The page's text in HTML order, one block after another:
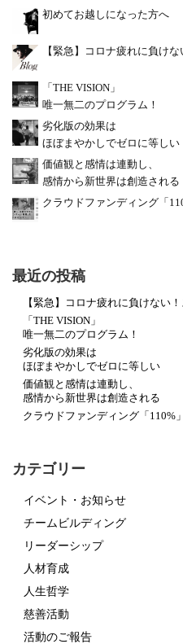
初めてお越しになった方へ
【緊急】コロナ疲れに負け
「THE VISION」
唯一無二のプログラム！
劣化版の効果は
ほぼまやかしでゼロに等しい
価値観と感情は連動し、
感情から新世界は創造される
クラウドファンディング「
最近の投稿
【緊急】コロナ疲れに負けない
「THE VISION」
唯一無二のプログラム！
劣化版の効果は
ほぼまやかしでゼロに等しい
価値観と感情は連動し、
感情から新世界は創造される
クラウドファンディング「110%
カテゴリー
イベント・お知らせ
チームビルディング
リーダーシップ
人材育成
人生哲学
慈善活動
活動のご報告